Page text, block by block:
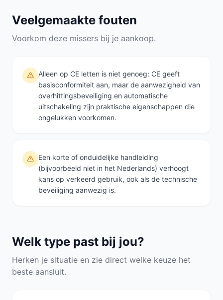
Veelgemaakte fouten
Voorkom deze missers bij je aankoop.
Alleen op CE letten is niet genoeg: CE geeft
basisconformiteit aan, maar de aanwezigheid van
overhittingsbeveiliging en automatische
uitschakeling zijn praktische eigenschappen die
ongelukken voorkomen.
Een korte of onduidelijke handleiding
(bijvoorbeeld niet in het Nederlands) verhoogt
kans op verkeerd gebruik, ook als de technische
beveiliging aanwezig is.
Welk type past bij jou?
Herken je situatie en zie direct welke keuze het
beste aansluit.